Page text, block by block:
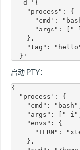
启动 PTY：
{